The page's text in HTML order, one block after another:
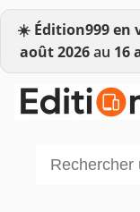
☀️ Édition999 en
août 2026au 16